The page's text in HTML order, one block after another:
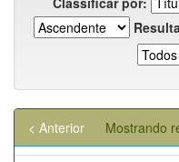
Mostrando
< Anterior